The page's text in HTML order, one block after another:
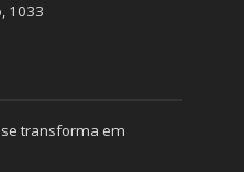
1033
transforma em